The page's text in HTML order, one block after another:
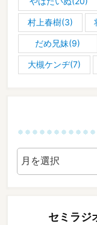
村上春樹(3)
だめ兄妹(9)
大槻ケンヂ(7)
ア
ー
カ
セミラジ